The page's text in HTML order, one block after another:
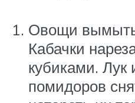
Овощи
Кабачки
кубиками. Лук
помидоров